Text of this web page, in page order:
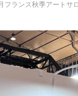
フランス秋季アートサ